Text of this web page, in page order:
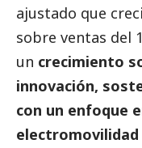
ajustado que
sobre ventas del
un crecimiento
innovación,
con un enfoque
electromovilidad